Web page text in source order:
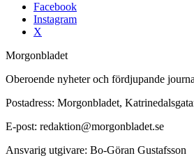
Facebook
Instagram
X
Morgonbladet
Oberoende nyheter och fördjupande
Postadress: Morgonbladet,
E-post: redaktion@morgonbladet.se
Ansvarig utgivare: Bo-Göran Gustafsson